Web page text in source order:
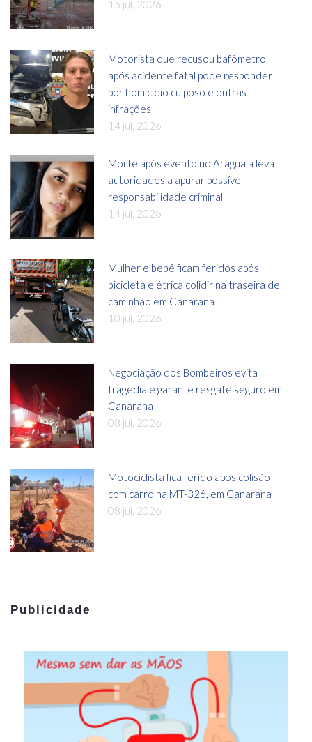
15 jul, 2026
Motorista que recusou bafômetro
após acidente fatal pode responder
por homicídio culposo e outras
infrações
14 jul, 2026
Morte após evento no Araguaia leva
autoridades a apurar possível
responsabilidade criminal
14 jul, 2026
Mulher e bebê ficam feridos após
bicicleta elétrica colidir na traseira de
caminhão em Canarana
10 jul, 2026
Negociação dos Bombeiros evita
tragédia e garante resgate seguro em
Canarana
08 jul, 2026
Motociclista fica ferido após colisão
com carro na MT-326, em Canarana
08 jul, 2026
Publicidade